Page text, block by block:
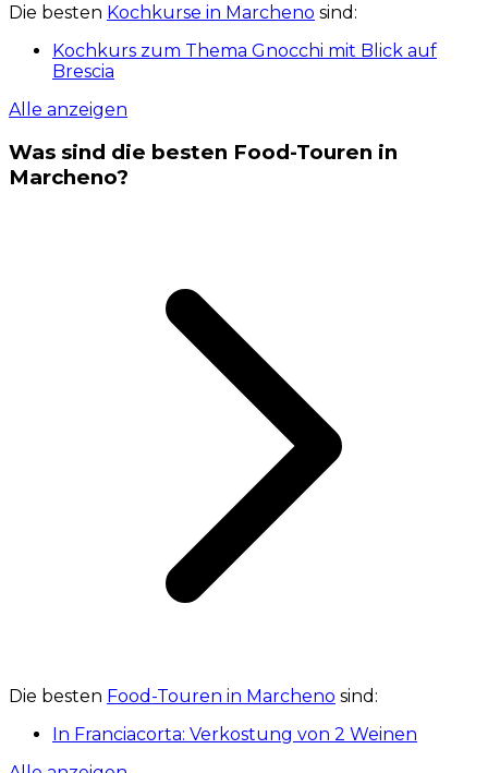
Die besten Kochkurse in Marcheno sind:
Kochkurs zum Thema Gnocchi mit Blick auf
Brescia
Alle anzeigen
Was sind die besten Food-Touren in
Marcheno?
Die besten Food-Touren in Marcheno sind:
In Franciacorta: Verkostung von 2 Weinen